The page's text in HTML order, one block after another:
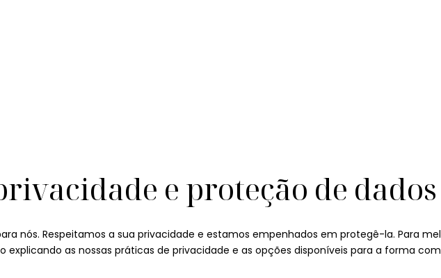
e proteção de dados
nós. Respeitamos a sua privacidade e estamos empenhados em protegê-la. Para
as nossas práticas de privacidade e as opções disponíveis para a forma